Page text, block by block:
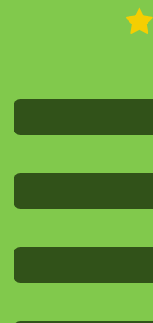
:
e
r
n
1
e
r